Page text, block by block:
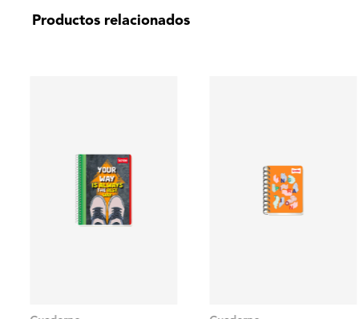
Productos relacionados